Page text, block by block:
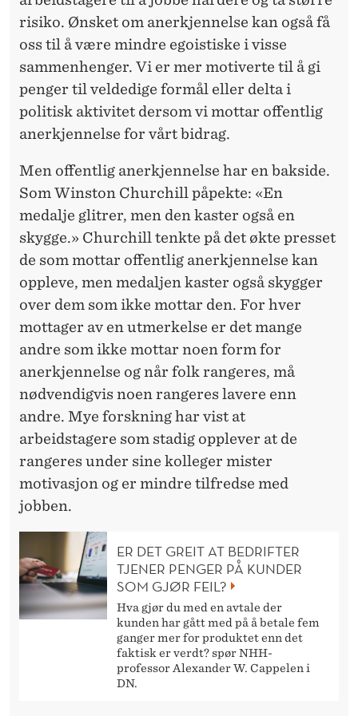
risiko. Ønsket om anerkjennelse kan også få
oss til å være mindre egoistiske i visse
sammenhenger. Vi er mer motiverte til å gi
penger til veldedige formål eller delta i
politisk aktivitet dersom vi mottar offentlig
anerkjennelse for vårt bidrag.
Men offentlig anerkjennelse har en bakside.
Som Winston Churchill påpekte: «En
medalje glitrer, men den kaster også en
skygge.» Churchill tenkte på det økte presset
de som mottar offentlig anerkjennelse kan
oppleve, men medaljen kaster også skygger
over dem som ikke mottar den. For hver
mottager av en utmerkelse er det mange
andre som ikke mottar noen form for
anerkjennelse og når folk rangeres, må
nødvendigvis noen rangeres lavere enn
andre. Mye forskning har vist at
arbeidstagere som stadig opplever at de
rangeres under sine kolleger mister
motivasjon og er mindre tilfredse med
jobben.
ER DET GREIT AT BEDRIFTER
TJENER PENGER PÅ KUNDER
SOM GJØR FEIL?
Hva gjør du med en avtale der
kunden har gått med på å betale fem
ganger mer for produktet enn det
faktisk er verdt? spør NHH-
professor Alexander W. Cappelen i
DN.